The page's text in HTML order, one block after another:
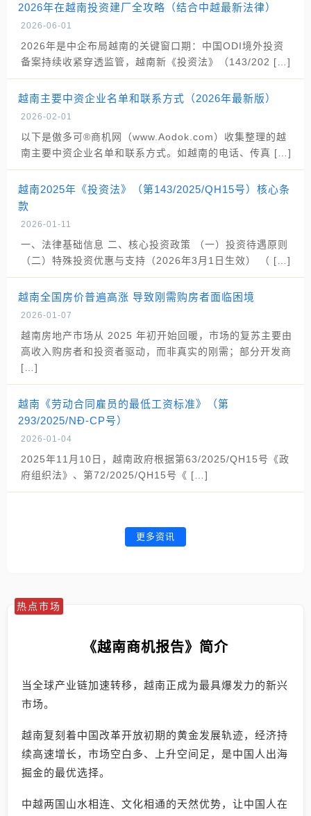
2026年在越南投资建厂全攻略（结合中越最新法律）
2026-06-01
2026年是中企布局越南的关键窗口期：中国ODI境外投资
备案持续收紧穿透监管，越南新《投资法》（143/202 […]
越南主要中资企业名单和联系方式（2026年最新版）
2026-02-01
以下是傲多可®商机网（www.Aodok.com）收集整理的越
南主要中资企业名单和联系方式。如越南的电话、传真 […]
越南2025年《投资法》（第143/2025/QH15号）核心条
款
2026-01-11
一、法律基础信息 二、核心投资政策 （一）投资待遇原则
（二）特殊投资优惠与支持（2026年3月1日生效） （ […]
越南全国房价普遍高涨 导致刚需购房者面临困境
2026-01-07
越南房地产市场从 2025 年初开始回暖，市场的复苏主要由
高收入购房者和投资者驱动，而非真实的刚需；部分开发商
[…]
越南《劳动合同雇员的最低工资标准》（第
293/2025/NĐ-CP号）
2026-01-04
2025年11月10日，越南政府根据第63/2025/QH15号《政
府组织法》、第72/2025/QH15号《 […]
更多资讯
热点市场
《越南商机报告》简介
当全球产业链加速转移，越南正成为最具爆发力的新兴
市场。
越南复刻着中国改革开放初期的黄金发展轨迹，经济持
续高速增长，市场空白多、上升空间足，是中国人出海
掘金的最优选择。
中越两国山水相连、文化相通的天然优势，让中国人在